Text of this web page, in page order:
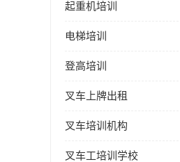
起重机培训
电梯培训
登高培训
叉车上牌出租
叉车培训机构
叉车工培训学校